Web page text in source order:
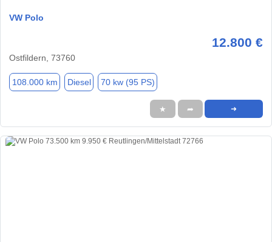
VW Polo
12.800 €
Ostfildern, 73760
108.000 km Diesel 70 kw (95 PS)
★ ➦ ➜